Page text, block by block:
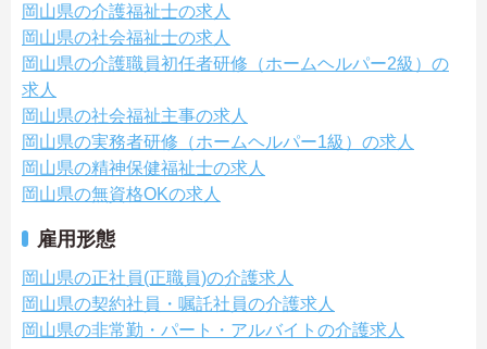
岡山県の介護福祉士の求人
岡山県の社会福祉士の求人
岡山県の介護職員初任者研修（ホームヘルパー2級）の
求人
岡山県の社会福祉主事の求人
岡山県の実務者研修（ホームヘルパー1級）の求人
岡山県の精神保健福祉士の求人
岡山県の無資格OKの求人
雇用形態
岡山県の正社員(正職員)の介護求人
岡山県の契約社員・嘱託社員の介護求人
岡山県の非常勤・パート・アルバイトの介護求人